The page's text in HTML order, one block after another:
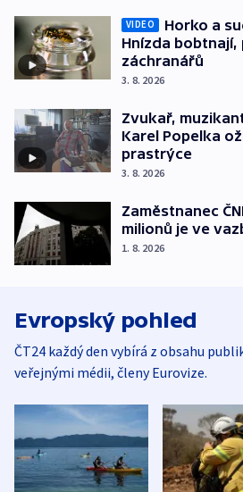
VIDEO
Horko a
Hnízda bobtnají,
záchranářů
3. 8. 2026
Zvukař,
Karel Popelka
prastrýce
3. 8. 2026
Zaměstnanec
milionů je ve
1. 8. 2026
Evropský pohled
ČT24 každý den vybírá z obsahu
veřejnými médii, členy Eurovize.